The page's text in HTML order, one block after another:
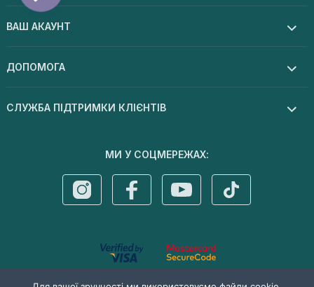
ВАШ АКАУНТ
ДОПОМОГА
СЛУЖБА ПІДТРИМКИ КЛІЄНТІВ
МИ У СОЦМЕРЕЖАХ:
© 2026 Dermal cosmetics . Усі права захищені